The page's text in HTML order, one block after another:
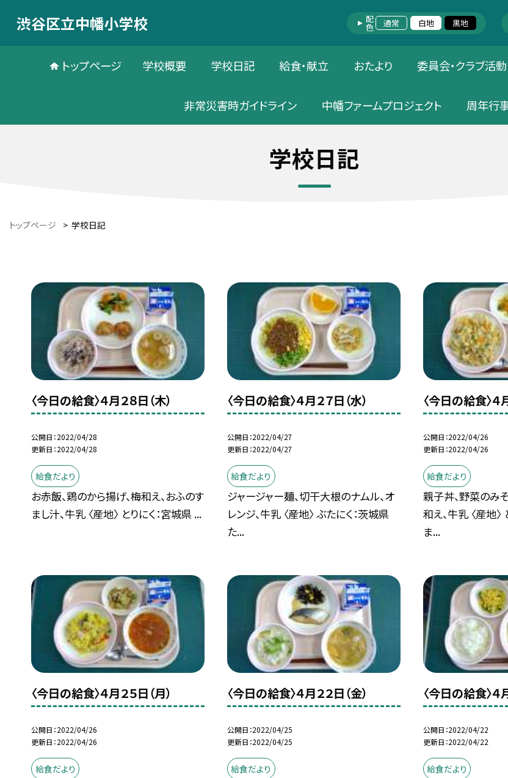
渋谷区立中幡小学校 配色 通常 白地 黒地
トップページ 学校概要 学校日記 給食・献立 おたより 委員会・クラブ活動
非常災害時ガイドライン 中幡ファームプロジェクト 周年行
学校日記
トップページ > 学校日記
〈今日の給食〉４月２８日（木）
公開日 2022/04/28
更新日 2022/04/28
給食だより
お赤飯、鶏のから揚げ、梅和え、おふのす
まし汁、牛乳 〈産地〉 とりにく：宮城県 ...
〈今日の給食〉４月２７日（水）
公開日 2022/04/27
更新日 2022/04/27
給食だより
ジャージャー麺、切干大根のナムル、オ
レンジ、牛乳 〈産地〉 ぶたにく：茨城県
た...
〈今日の給食〉４
公開日 2022/04/26
更新日 2022/04/26
給食だより
親子丼、野菜のみ
和え、牛乳 〈産地
ま...
〈今日の給食〉４月２５日（月）
公開日 2022/04/26
更新日 2022/04/26
給食だより
〈今日の給食〉４月２２日（金）
公開日 2022/04/25
更新日 2022/04/25
給食だより
〈今日の給食〉４
公開日 2022/04/22
更新日 2022/04/22
給食だより